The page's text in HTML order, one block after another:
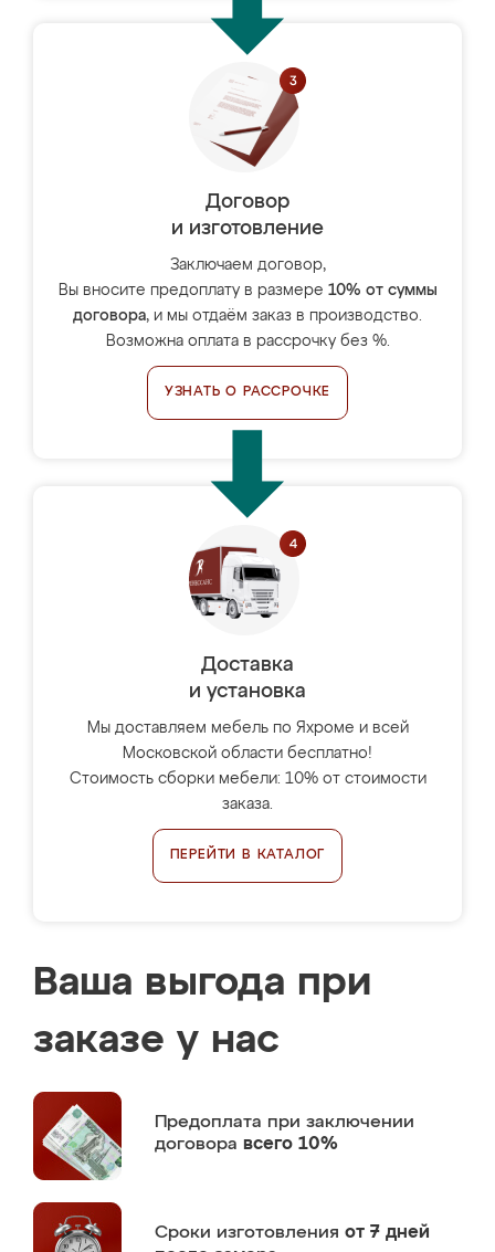
Договор
и изготовление
Заключаем договор,
Вы вносите предоплату в размере 10% от суммы
договора, и мы отдаём заказ в производство.
Возможна оплата в рассрочку без %.
УЗНАТЬ О РАССРОЧКЕ
Доставка
и установка
Мы доставляем мебель по Яхроме и всей
Московской области бесплатно!
Стоимость сборки мебели: 10% от стоимости
заказа.
ПЕРЕЙТИ В КАТАЛОГ
Ваша выгода при
заказе у нас
Предоплата при заключении
договора всего 10%
Сроки изготовления от 7 дней